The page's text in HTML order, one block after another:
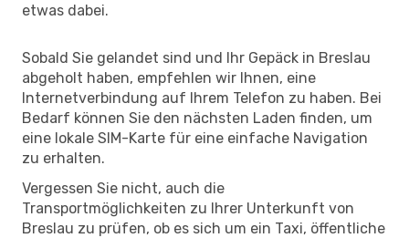
etwas dabei.
Sobald Sie gelandet sind und Ihr Gepäck in Breslau
abgeholt haben, empfehlen wir Ihnen, eine
Internetverbindung auf Ihrem Telefon zu haben. Bei
Bedarf können Sie den nächsten Laden finden, um
eine lokale SIM-Karte für eine einfache Navigation
zu erhalten.
Vergessen Sie nicht, auch die
Transportmöglichkeiten zu Ihrer Unterkunft von
Breslau zu prüfen, ob es sich um ein Taxi, öffentliche